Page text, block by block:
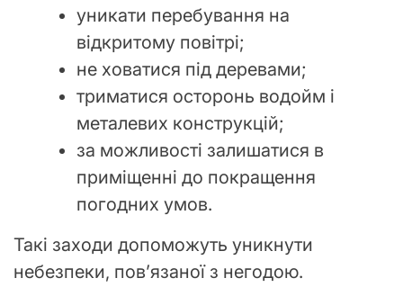
уникати перебування на
відкритому повітрі;
не ховатися під деревами;
триматися осторонь водойм і
металевих конструкцій;
за можливості залишатися в
приміщенні до покращення
погодних умов.
Такі заходи допоможуть уникнути
небезпеки, пов’язаної з негодою.